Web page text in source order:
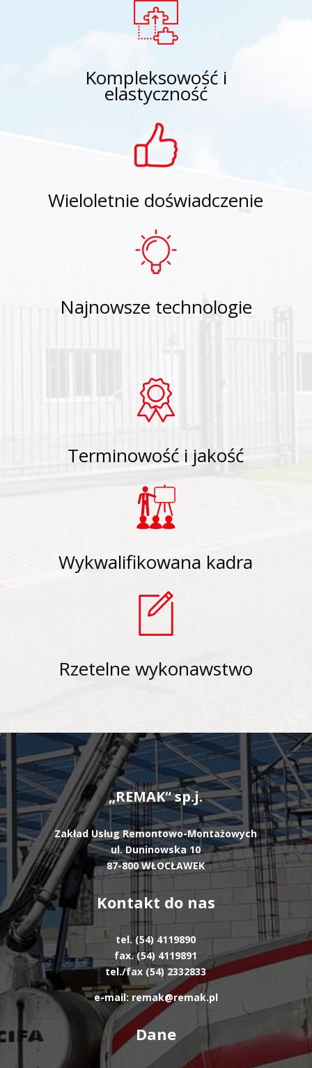
Kompleksowość i
elastyczność
Wieloletnie doświadczenie
Najnowsze technologie
Terminowość i jakość
Wykwalifikowana kadra
Rzetelne wykonawstwo
„REMAK“ sp.j.
Zakład Usług Remontowo-Montażowych
ul. Duninowska 10
87-800 WŁOCŁAWEK
Kontakt do nas
tel. (54) 4119890
fax. (54) 4119891
tel./fax (54) 2332833
e-mail: remak@remak.pl
Dane